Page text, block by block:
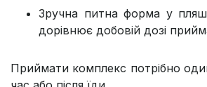
Зручна питна форма у
дорівнює добовій дозі
Приймати комплекс потрібно